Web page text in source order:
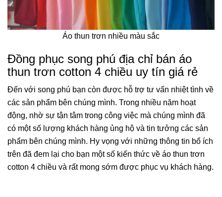
Áo thun trơn nhiều màu sắc
Đồng phục song phú địa chỉ bán áo
thun trơn cotton 4 chiều uy tín giá rẻ
Đến với song phú bạn còn được hỗ trợ tư vấn nhiệt tình về
các sản phẩm bên chúng mình. Trong nhiều năm hoạt
động, nhờ sự tận tâm trong công việc mà chúng mình đã
có một số lượng khách hàng ủng hộ và tin tưởng các sản
phẩm bên chúng mình. Hy vọng với những thông tin bổ ích
trên đã đem lại cho bạn một số kiến thức về áo thun trơn
cotton 4 chiều và rất mong sớm được phục vụ khách hàng.